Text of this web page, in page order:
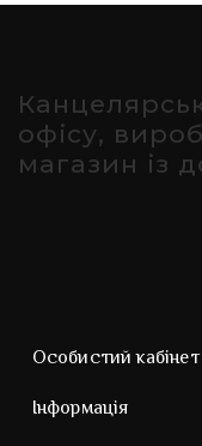
офісу,
магазин із
Особистий кабінет
Інформація